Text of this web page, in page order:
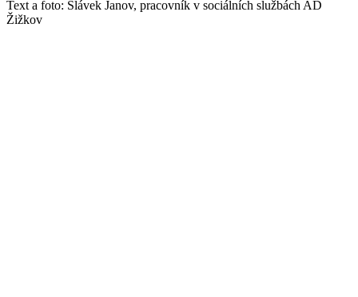
Text a foto: Slávek Janov, pracovník v sociálních službách AD
Žižkov